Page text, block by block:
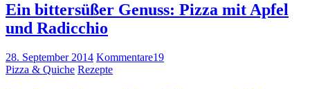
Ein bittersüßer Genuss: Pizza mit Apfel
und Radicchio
28. September 2014 Kommentare19
Pizza & Quiche Rezepte